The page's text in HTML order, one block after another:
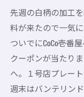
先週の白柄の加工
料が来たので一気
ついでにCoCo壱番
クーポンが当たり
へ。１号店プレー
週末はバンテリン